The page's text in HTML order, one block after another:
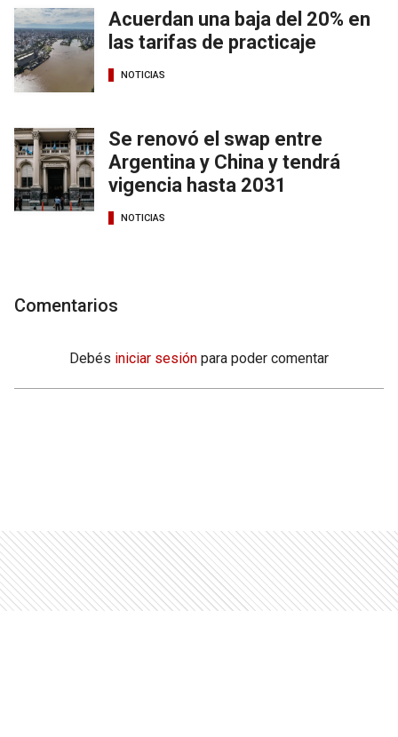
Acuerdan una baja del 20% en
las tarifas de practicaje
NOTICIAS
Se renovó el swap entre
Argentina y China y tendrá
vigencia hasta 2031
NOTICIAS
Comentarios
Debés iniciar sesión para poder comentar